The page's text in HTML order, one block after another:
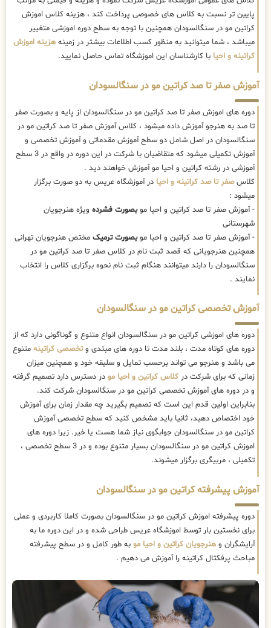
پایین تر نسبت به کلاس های خصوصی پرداخت کند ، هزینه کلاس اموزش
کراتین مو در سنگالسودان همچنین با توجه به سطح دوره اموزشی متغییر
میباشد ، شما میتوانید به منظور کسب اطلاعات بیشتر در زمینه هزینه اموزش
کراتینه و احیا با کارشناسان این اموزشگاه تماس حاصل نمایید.
آموزش صفر تا صد کراتین مو در سنگالسودان
دوره های اموزش صفر تا صد کراتین مو در سنگالسودان از پایه و بصورت صفر
تا صد به هنرجو آموزش داده میشود ، کلاس آموزش صفر تا صد کراتین مو در
سنگالسودان در اصل شامل دو سطح آموزش مقدماتی و آموزش تخصصی و
آموزش تکمیلی میشود که متقاضیان با شرکت در این دوره در واقع در 3 سطح
آموزشی در رشته کراتین و احیا مو آموزش خواهند دید .
کلاسصفر تا صد کراتینه و احیا در آموزشگاه عریس به دو صورت برگزار
میشود :
- آموزش صفر تا صد کراتین و احیا موبصورت فشرده ویژه هنرجویان
شهرستانی
- آموزش صفر تا صد کراتین و احیا موبصورت ترمیک مختص هنرجویان تهرانی
همچنین هنرجویانی که قصد ثبت نام در کلاس صفر تا صد کراتین مو در
سنگالسودان را دارند میتوانند هنگام ثبت نام نحوه برگزاری کلاس را انتخاب
نمایند .
آموزش تخصصی کراتین مو در سنگالسودان
دوره های اموزشی کراتین مو در سنگالسودان انواع متنوع و گوناگونی دارد که از
دوره های کوتاه مدت ، بلند مدت تا دوره های مبتدی وتخصصی کراتینه متنوع
می باشد و هنرجو می تواند برحسب تمایل و سلیقه خود و همچنین میزان
زمانی که برای شرکت در کلاس کراتین و احیا مو در دسترس دارد تصمیم گرفته
و در دوره های آموزش تخصصی کراتین مو در سنگالسودان شرکت کند.
بنابراین اولین قدم این است که تصمیم بگیرید چه مقدار زمان برای آموزش
خود اختصاص دهید، ثانیا باید مشخص کنید که سطح تخصصی آموزش
کراتین مو در سنگالسودان جوابگوی نیاز شما هست یا خیر. زیرا دوره های
اموزش کراتین مو در سنگالسودان بسیار متنوع بوده و در 3 سطح تخصصی ،
تکمیلی ، مربیگری برگزار میشوند.
آموزش پیشرفته کراتین مو در سنگالسودان
دوره پیشرفته اموزش کراتین مو در سنگالسودان بصورت کاملا کاربردی و عملی
برای نخستین بار توسط اموزشگاه عریس طراحی شده و در این دوره ما به
آرایشگران و هنرجویان کراتین و احیا مو به طور کامل و در سطح پیشرفته
مباحث پرفکتال کراتینه را آموزش می دهیم .